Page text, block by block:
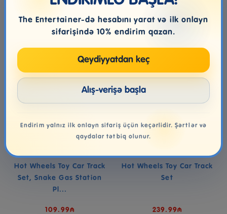
Hot Wheels Toy Car Track
Set, Snake Gas Station
Pl...
109.99₼
Hot Wheels Toy Car Track
Set
239.99₼
The Entertainer-də hesabını yarat və ilk onlayn
sifarişində 10% endirim qazan.
Qeydiyyatdan keç
Alış-verişə başla
Endirim yalnız ilk onlayn sifariş üçün keçərlidir. Şərtlər və
qaydalar tətbiq olunur.